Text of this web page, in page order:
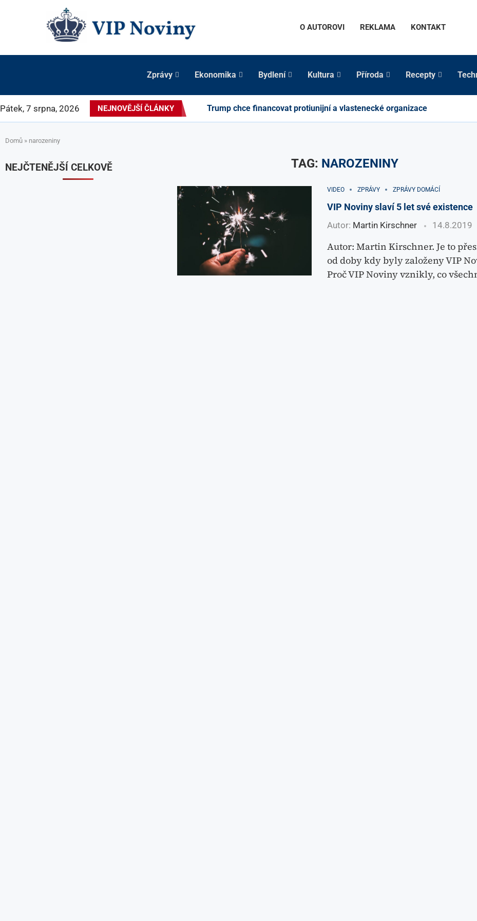
O AUTOROVI REKLAMA KONTAKT
Zprávy Ekonomika Bydlení Kultura Příroda Recepty
Pátek, 7 srpna, 2026 NEJNOVĚJŠÍ ČLÁNKY Trump chce financovat protiunijní a vlastenecké organizace
Domů » narozeniny
TAG: NAROZENINY
VIDEO ZPRÁVY ZPRÁVY DOMÁCÍ
VIP Noviny slaví 5 let své existence
Autor: Martin Kirschner 14.8.2019
Autor: Martin Kirschner. Je to
od doby kdy byly založeny VIP
Proč VIP Noviny vznikly, co
NEJČTENĚJŠÍ CELKOVĚ